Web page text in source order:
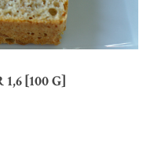
1,6 [100 G]